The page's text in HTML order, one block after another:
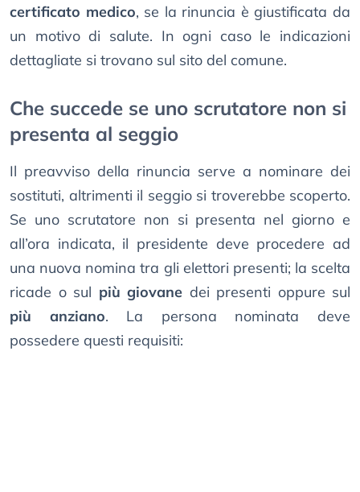
certificato medico, se la rinuncia è giustificata da
un motivo di salute. In ogni caso le indicazioni
dettagliate si trovano sul sito del comune.
Che succede se uno scrutatore non si
presenta al seggio
Il preavviso della rinuncia serve a nominare dei
sostituti, altrimenti il seggio si troverebbe scoperto.
Se uno scrutatore non si presenta nel giorno e
all’ora indicata, il presidente deve procedere ad
una nuova nomina tra gli elettori presenti; la scelta
ricade o sul più giovane dei presenti oppure sul
più anziano. La persona nominata deve
possedere questi requisiti: